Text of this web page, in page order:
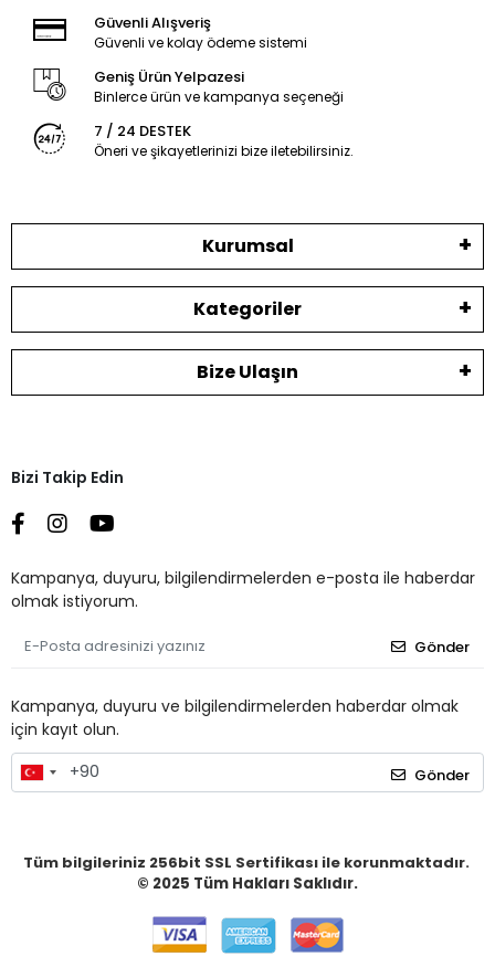
Güvenli Alışveriş
Güvenli ve kolay ödeme sistemi
Geniş Ürün Yelpazesi
Binlerce ürün ve kampanya seçeneği
7 / 24 DESTEK
Öneri ve şikayetlerinizi bize iletebilirsiniz.
Kurumsal
Kategoriler
Bize Ulaşın
Bizi Takip Edin
Kampanya, duyuru, bilgilendirmelerden e-posta ile haberdar
olmak istiyorum.
Gönder
Kampanya, duyuru ve bilgilendirmelerden haberdar olmak
için kayıt olun.
Gönder
Tüm bilgileriniz 256bit SSL Sertifikası ile korunmaktadır.
© 2025 Tüm Hakları Saklıdır.